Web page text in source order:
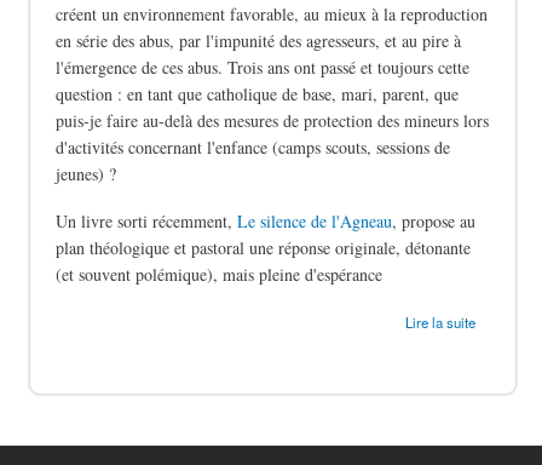
créent un environnement favorable, au mieux à la reproduction
en série des abus, par l'impunité des agresseurs, et au pire à
l'émergence de ces abus. Trois ans ont passé et toujours cette
question : en tant que catholique de base, mari, parent, que
puis-je faire au-delà des mesures de protection des mineurs lors
d'activités concernant l'enfance (camps scouts, sessions de
jeunes) ?
Un livre sorti récemment, Le silence de l'Agneau, propose au
plan théologique et pastoral une réponse originale, détonante
(et souvent polémique), mais pleine d'espérance
Lire la suite